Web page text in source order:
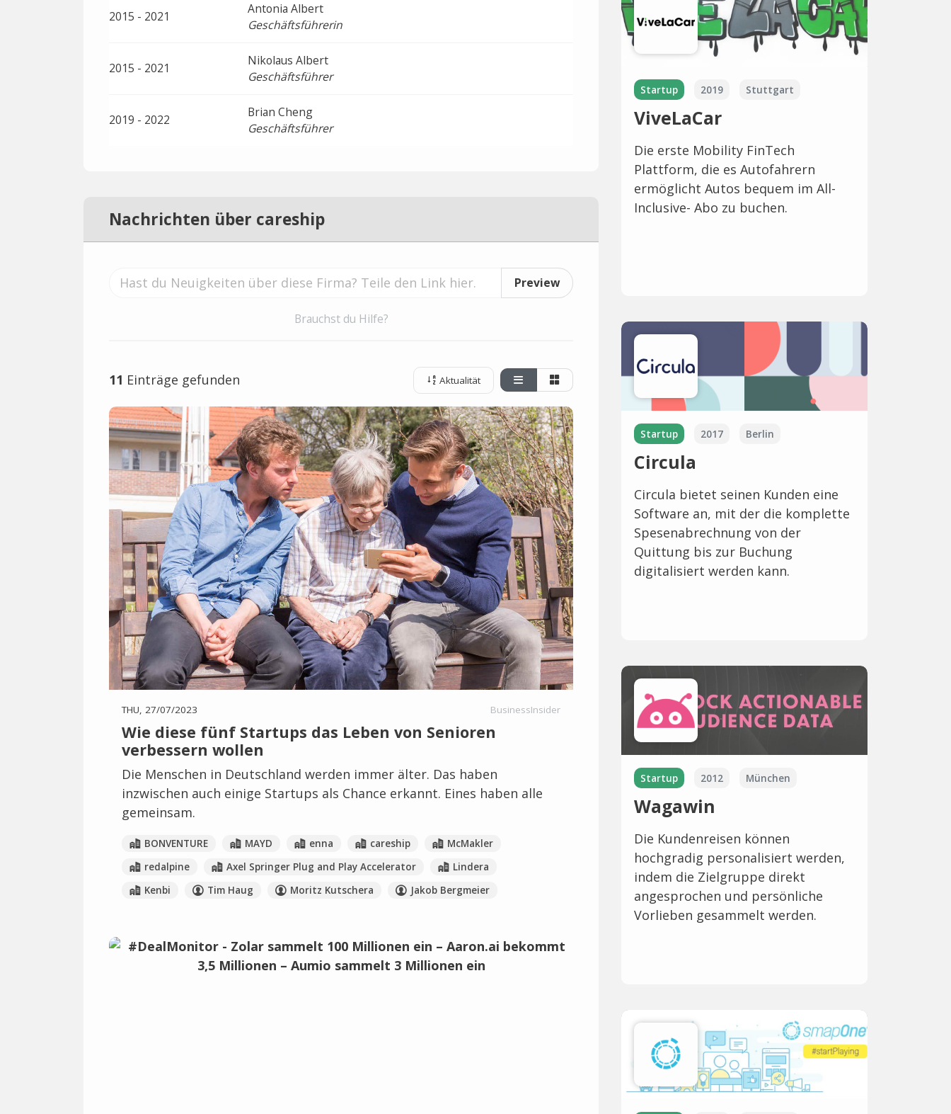
2015 - 2021
Antonia Albert
Geschäftsführerin
2015 - 2021
Nikolaus Albert
Geschäftsführer
2019 - 2022
Brian Cheng
Geschäftsführer
Nachrichten über careship
Preview
Brauchst du Hilfe?
11 Einträge gefunden Aktualität
THU, 27/07/2023 BusinessInsider
Wie diese fünf Startups das Leben von Senioren
verbessern wollen
Die Menschen in Deutschland werden immer älter. Das haben
inzwischen auch einige Startups als Chance erkannt. Eines haben alle
gemeinsam.
BONVENTURE MAYD enna careship
McMakler
redalpine
Axel Springer Plug and Play Accelerator
Lindera
Kenbi
Tim Haug Moritz Kutschera Jakob Bergmeier
Startup 2019 Stuttgart
ViveLaCar
Die erste Mobility FinTech
Plattform, die es Autofahrern
ermöglicht Autos bequem im All-
Inclusive- Abo zu buchen.
Startup 2017 Berlin
Circula
Circula bietet seinen Kunden eine
Software an, mit der die komplette
Spesenabrechnung von der
Quittung bis zur Buchung
digitalisiert werden kann.
Startup 2012 München
Wagawin
Die Kundenreisen können
hochgradig personalisiert werden,
indem die Zielgruppe direkt
angesprochen und persönliche
Vorlieben gesammelt werden.